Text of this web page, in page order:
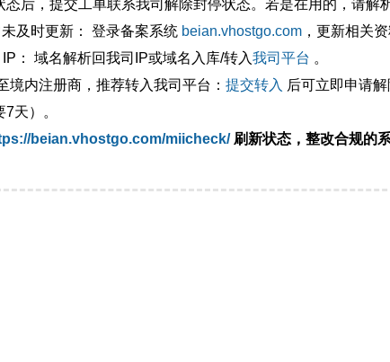
后，提交工单联系我司解除封停状态。若是在用的，请解
及时更新： 登录备案系统 beian.vhostgo.com ，更新相关
： 域名解析回我司IP或域名入库/转入我司平台 。
境内注册商，推荐转入我司平台： 提交转入 后可立即申请
天）。
beian.vhostgo.com/miicheck/刷新状态，整改合规的